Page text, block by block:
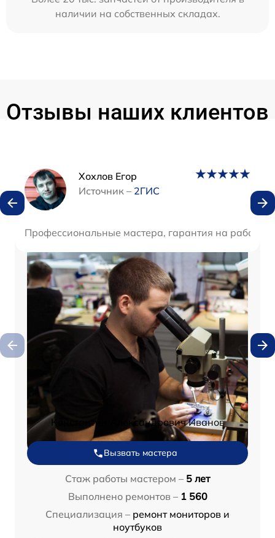
наличии на собственных складах.
Отзывы наших клиентов
Хохлов Егор
Источник – 2ГИС
Профессиональные мастера, гарантия на работу.
Наши мастера
Константин Александрович Иванов
Вызвать мастера
Стаж работы мастером – 5 лет
Выполнено ремонтов – 1 560
Специализация – ремонт мониторов и
ноутбуков